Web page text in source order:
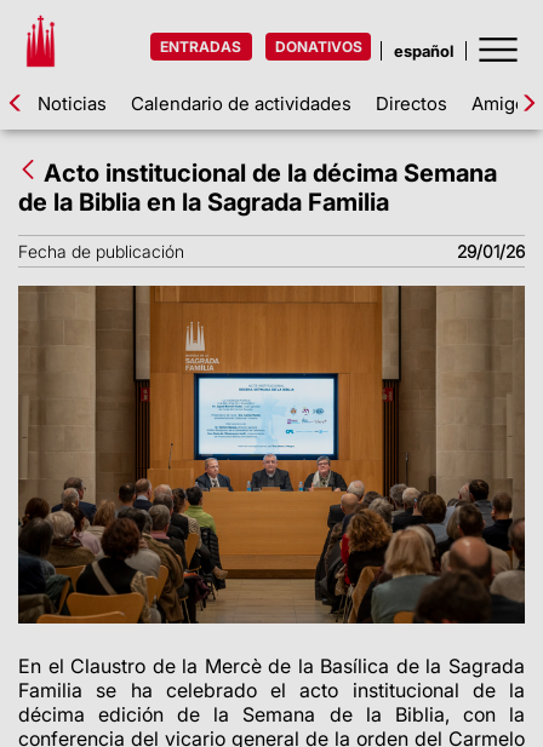
ENTRADAS DONATIVOS
Noticias Calendario de actividades Directos Amigos
Acto institucional de la décima Semana
de la Biblia en la Sagrada Familia
Fecha de publicación 29/01/26
En el Claustro de la Mercè de la Basílica de la Sagrada
Familia se ha celebrado el acto institucional de la
décima edición de la Semana de la Biblia, con la
conferencia del vicario general de la orden del Carmelo